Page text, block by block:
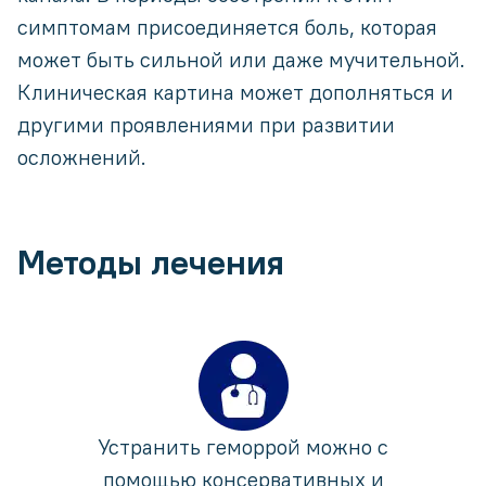
симптомам присоединяется боль, которая
может быть сильной или даже мучительной.
Клиническая картина может дополняться и
другими проявлениями при развитии
осложнений.
Методы лечения
Устранить геморрой можно с
помощью консервативных и